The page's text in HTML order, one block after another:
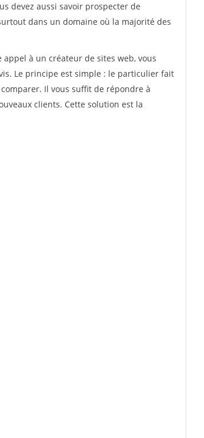
devez aussi savoir prospecter de
dans un domaine où la majorité des
à un créateur de sites web, vous
Le principe est simple : le particulier fait
Il vous suffit de répondre à
clients. Cette solution est la